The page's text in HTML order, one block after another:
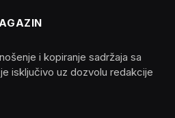
i kopiranje sadržaja sa
isključivo uz dozvolu redakcije